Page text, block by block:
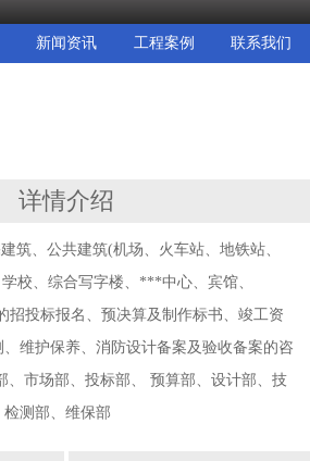
新闻资讯 工程案例 联系我们
详情介绍
筑、公共建筑(机场、火车站、地铁站、
校、综合写字楼、***中心、宾馆、
招投标报名、预决算及制作标书、竣工资
维护保养、消防设计备案及验收备案的咨
、市场部、投标部、 预算部、设计部、技
测部、维保部